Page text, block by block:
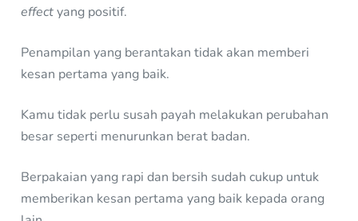
effectyang positif.
Penampilan yang berantakan tidak akan memberi
kesan pertama yang baik.
Kamu tidak perlu susah payah melakukan perubahan
besar seperti menurunkan berat badan.
Berpakaian yang rapi dan bersih sudah cukup untuk
memberikan kesan pertama yang baik kepada orang